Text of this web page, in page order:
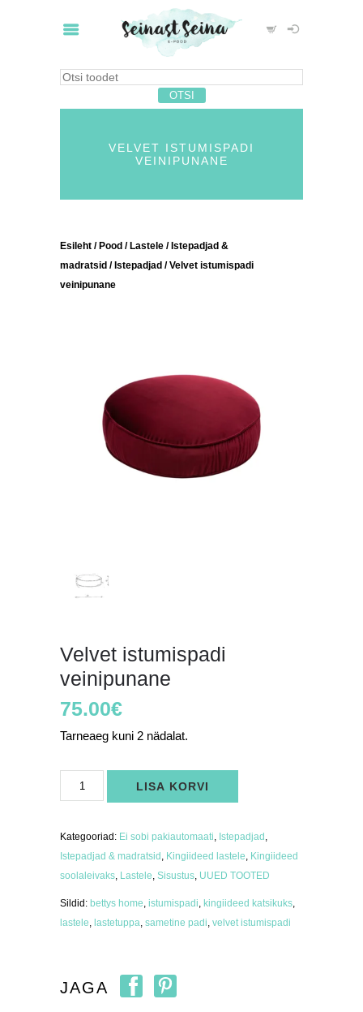
VELVET ISTUMISPADI
VEINIPUNANE
Esileht / Pood / Lastele / Istepadjad &
madratsid / Istepadjad / Velvet istumispadi
veinipunane
Velvet istumispadi
veinipunane
75.00€
Tarneaeg kuni 2 nädalat.
istumispadi
veinipunane
LISA KORVI
Kategooriad: Ei sobi pakiautomaati, Istepadjad ,
Istepadjad & madratsid , Kingiideed lastele, Kingiideed
soolaleivaks, Lastele, Sisustus, UUED TOOTED
Sildid: bettys home, istumispadi, kingiideed katsikuks,
lastele, lastetuppa, sametine padi, velvet istumispadi
JAGA